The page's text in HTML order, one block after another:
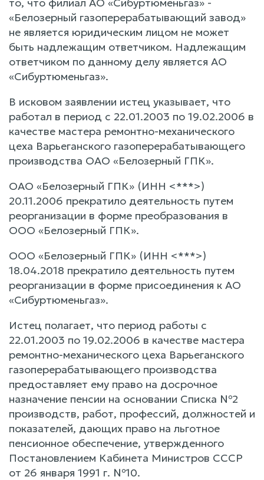
«Белозерный газоперерабатывающий завод»
не является юридическим лицом не может
быть надлежащим ответчиком. Надлежащим
ответчиком по данному делу является АО
«Сибуртюменьгаз».
В исковом заявлении истец указывает, что
работал в период с 22.01.2003 по 19.02.2006 в
качестве мастера ремонтно-механического
цеха Варьеганского газоперерабатывающего
производства ОАО «Белозерный ГПК».
ОАО «Белозерный ГПК» (ИНН <***>)
20.11.2006 прекратило деятельность путем
реорганизации в форме преобразования в
ООО «Белозерный ГПК».
ООО «Белозерный ГПК» (ИНН <***>)
18.04.2018 прекратило деятельность путем
реорганизации в форме присоединения к АО
«Сибуртюменьгаз».
Истец полагает, что период работы с
22.01.2003 по 19.02.2006 в качестве мастера
ремонтно-механического цеха Варьеганского
газоперерабатывающего производства
предоставляет ему право на досрочное
назначение пенсии на основании Списка №2
производств, работ, профессий, должностей и
показателей, дающих право на льготное
пенсионное обеспечение, утвержденного
Постановлением Кабинета Министров СССР
от 26 января 1991 г. №10.